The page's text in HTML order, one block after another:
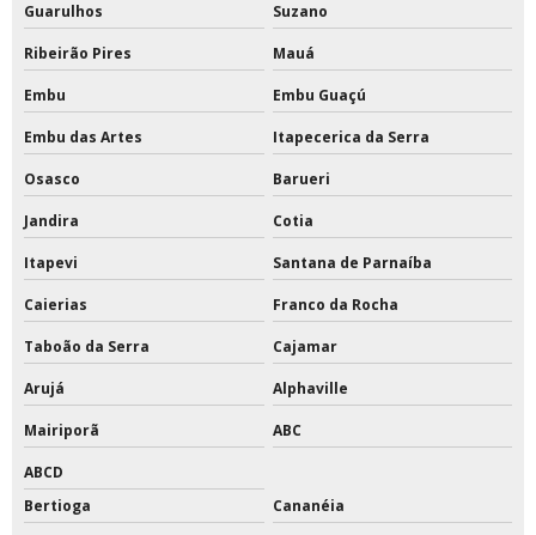
Tinta epóxi impermeabilizante
Tinta epóxi industrial para metal
Tinta epóxi para escada de concreto
Tinta epóxi para estrutura metálica
Tinta epóxi para metal
Tinta epóxi para parede
Tinta epóxi para piso externo
Tinta epóxi pu para piso
Tinta epóxi rendimento por m2
Guarulhos Suzano
Ribeirão Pires Mauá
Embu Embu Guaçú
Embu das Artes Itapecerica da Serra
Osasco Barueri
Jandira Cotia
Itapevi Santana de Parnaíba
Caierias Franco da Rocha
Taboão da Serra Cajamar
Arujá Alphaville
Mairiporã ABC
ABCD
Bertioga
Cananéia